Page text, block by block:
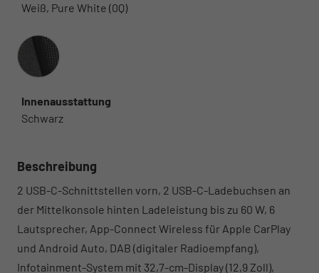
Weiß, Pure White (0Q)
Innenausstattung
Innenausstattung
Schwarz
Beschreibung
2 USB-C-Schnittstellen vorn, 2 USB-C-Ladebuchsen an
der Mittelkonsole hinten Ladeleistung bis zu 60 W, 6
Lautsprecher, App-Connect Wireless für Apple CarPlay
und Android Auto, DAB (digitaler Radioempfang),
Infotainment-System mit 32,7-cm-Display (12,9 Zoll),